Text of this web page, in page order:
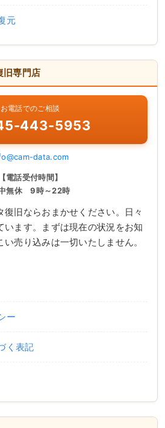
元
旧専門店
お電話でのご相談
443-5953
data.com
【電話受付時間】
無休 9時～22時
復旧ならおまかせください。日々
います。まずは現在の状況をお知
売り込みは一切いたしません。
ー
く表記